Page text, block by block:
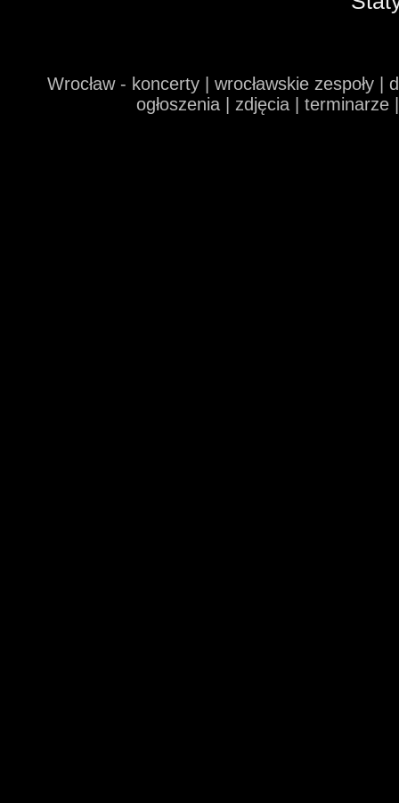
Wrocław - koncerty | wrocławskie zespoły
ogłoszenia | zdjęcia |